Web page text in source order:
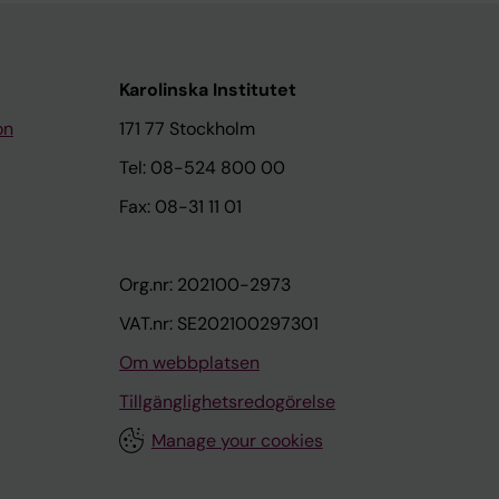
Karolinska Institutet
171 77 Stockholm
Tel: 08-524 800 00
Fax: 08-31 11 01
Org.nr: 202100-2973
VAT.nr: SE202100297301
Om webbplatsen
Tillgänglighetsredogörelse
Manage your cookies